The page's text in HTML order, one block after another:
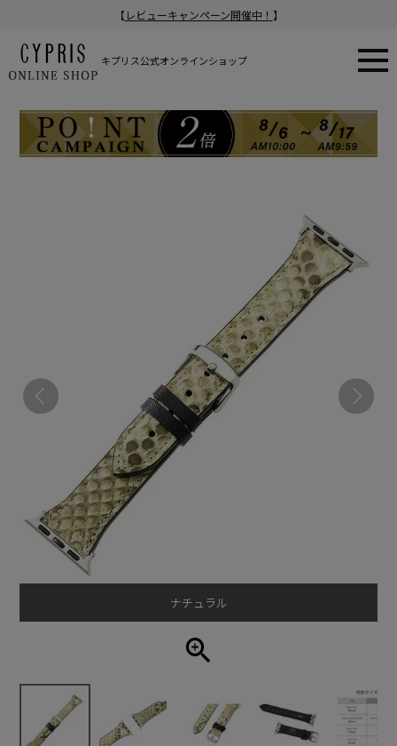
【 レビューキャンペーン開催中！ 】
キプリス公式オンラインショップ
ナチュラル